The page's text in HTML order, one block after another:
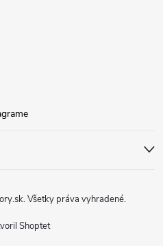
Shoptet
. Všetky práva vyhradené.